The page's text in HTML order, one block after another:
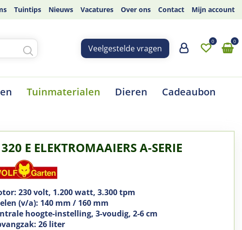
Tuintips Nieuws Vacatures Over ons Contact Mijn account
Veelgestelde vragen
Tuinmaterialen Dieren Cadeaubon
E ELEKTROMAAIERS A-SERIE
230 volt, 1.200 watt, 3.300 tpm
(v/a): 140 mm / 160 mm
hoogte-instelling, 3-voudig, 2-6 cm
26 liter